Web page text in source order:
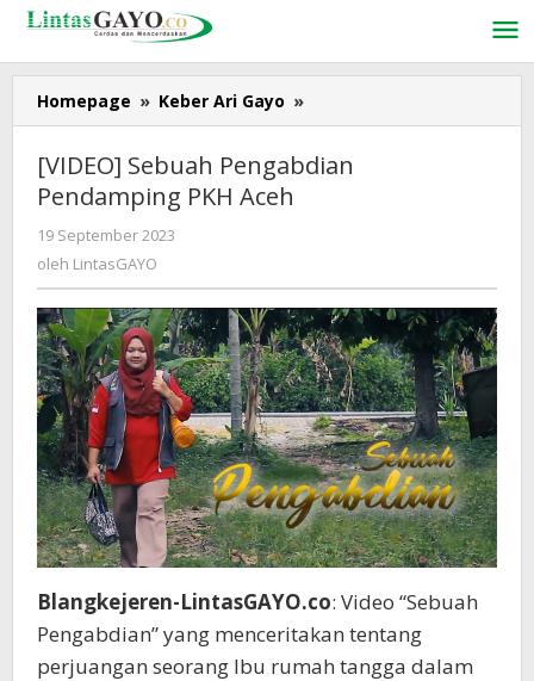
Lewati
konten
Homepage » Keber Ari Gayo »
Sebuah
Pengabdian
Pendamping
[VIDEO] Sebuah Pengabdian
Pendamping PKH Aceh
19 September 2023
oleh LintasGAYO
Blangkejeren-LintasGAYO.co: Video “Sebuah
Pengabdian” yang menceritakan tentang
perjuangan seorang Ibu rumah tangga dalam